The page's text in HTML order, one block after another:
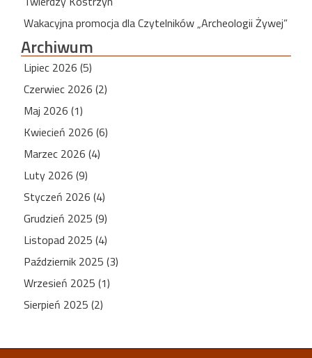
Wakacyjna promocja dla Czytelników „Archeologii Żywej”
Archiwum
Lipiec 2026 (5)
Czerwiec 2026 (2)
Maj 2026 (1)
Kwiecień 2026 (6)
Marzec 2026 (4)
Luty 2026 (9)
Styczeń 2026 (4)
Grudzień 2025 (9)
Listopad 2025 (4)
Październik 2025 (3)
Wrzesień 2025 (1)
Sierpień 2025 (2)